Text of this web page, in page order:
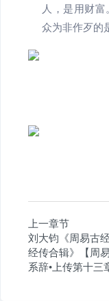
人，是用财
众为非作歹的
上一章节
刘大钧《周易古
经传合辑》【周易
系辞•上传第十三